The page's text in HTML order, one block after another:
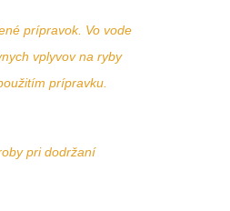
prípravok. Vo vode
vplyvov na ryby
prípravku.
pri dodržaní